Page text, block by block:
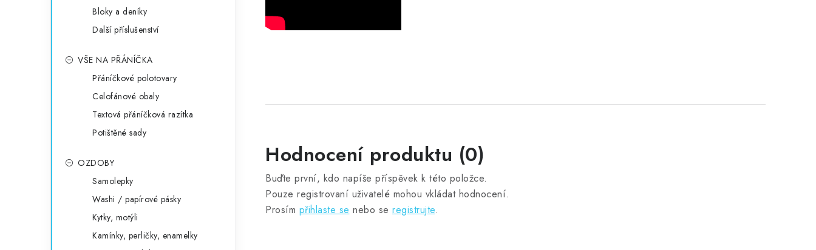
Bloky a deníky
Další příslušenství
VŠE NA PŘÁNÍČKA
Přáníčkové polotovary
Celofánové obaly
Textová přáníčková razítka
Potištěné sady
OZDOBY
Samolepky
Washi / papírové pásky
Kytky, motýli
Kamínky, perličky, enamelky
Hodnocení produktu (0)
Buďte první, kdo napíše příspěvek k této položce.
Pouze registrovaní uživatelé mohou vkládat hodnocení.
Prosím přihlaste se nebo se registrujte.